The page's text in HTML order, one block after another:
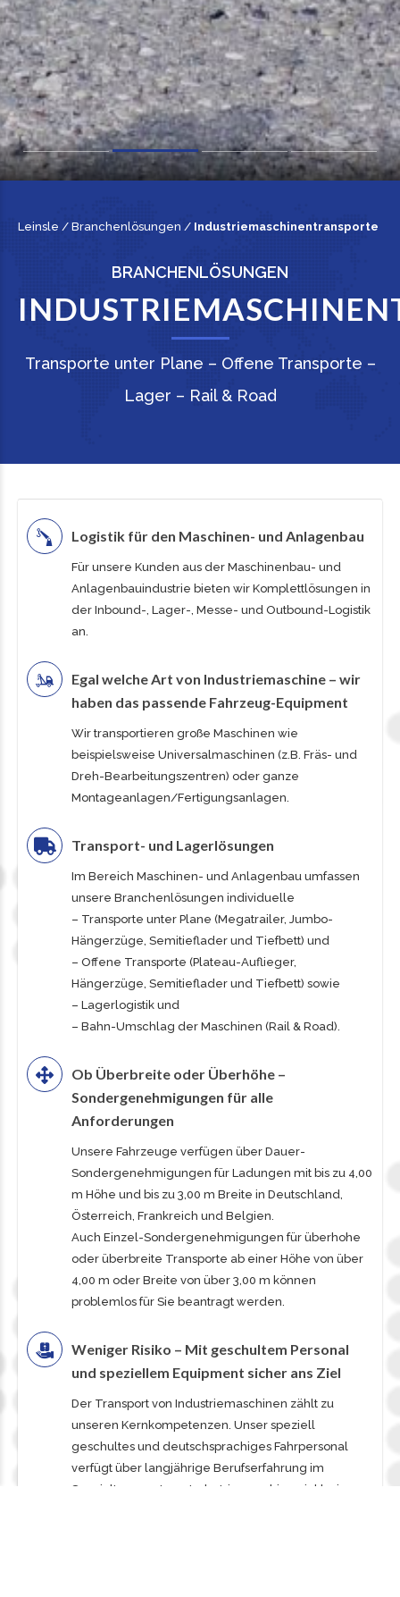
Leinsle / Branchenlösungen / Industriemaschinentransporte
BRANCHENLÖSUNGEN
Transporte unter Plane – Offene Transporte –
Lager – Rail & Road
Logistik für den Maschinen- und Anlagenbau
Für unsere Kunden aus der Maschinenbau- und
Anlagenbauindustrie bieten wir Komplettlösungen in
der Inbound-, Lager-, Messe- und Outbound-Logistik
an.
Egal welche Art von Industriemaschine – wir
haben das passende Fahrzeug-Equipment
Wir transportieren große Maschinen wie
beispielsweise Universalmaschinen (z.B. Fräs- und
Dreh-Bearbeitungszentren) oder ganze
Montageanlagen/Fertigungsanlagen.
Transport- und Lagerlösungen
Im Bereich Maschinen- und Anlagenbau umfassen
unsere Branchenlösungen individuelle
– Transporte unter Plane (Megatrailer, Jumbo-
Hängerzüge, Semitieflader und Tiefbett) und
– Offene Transporte (Plateau-Auflieger,
Hängerzüge, Semitieflader und Tiefbett) sowie
– Lagerlogistik und
– Bahn-Umschlag der Maschinen (Rail & Road).
Ob Überbreite oder Überhöhe –
Sondergenehmigungen für alle
Anforderungen
Unsere Fahrzeuge verfügen über Dauer-
Sondergenehmigungen für Ladungen mit bis zu 4,00
m Höhe und bis zu 3,00 m Breite in Deutschland,
Österreich, Frankreich und Belgien.
Auch Einzel-Sondergenehmigungen für überhohe
oder überbreite Transporte ab einer Höhe von über
4,00 m oder Breite von über 3,00 m können
problemlos für Sie beantragt werden.
Weniger Risiko – Mit geschultem Personal
und speziellem Equipment sicher ans Ziel
Der Transport von Industriemaschinen zählt zu
unseren Kernkompetenzen. Unser speziell
geschultes und deutschsprachiges Fahrpersonal
verfügt über langjährige Berufserfahrung im
Spezialtransport von Industriemaschinen inklusive